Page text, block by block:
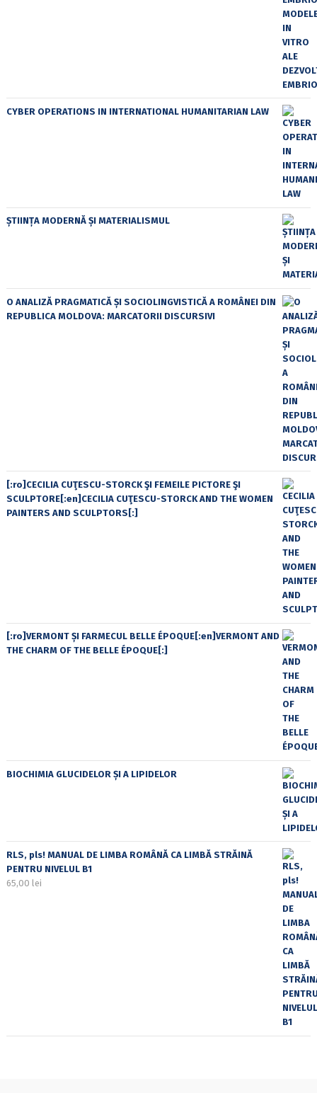
CYBER OPERATIONS IN INTERNATIONAL HUMANITARIAN LAW
ȘTIINȚA MODERNĂ ȘI MATERIALISMUL
O ANALIZĂ PRAGMATICĂ ȘI SOCIOLINGVISTICĂ A ROMÂNEI DIN
REPUBLICA MOLDOVA: MARCATORII DISCURSIVI
[:ro]CECILIA CUŢESCU-STORCK ŞI FEMEILE PICTORE ŞI
SCULPTORE[:en]CECILIA CUŢESCU-STORCK AND THE WOMEN
PAINTERS AND SCULPTORS[:]
[:ro]VERMONT ȘI FARMECUL BELLE ÉPOQUE[:en]VERMONT AND
THE CHARM OF THE BELLE ÉPOQUE[:]
BIOCHIMIA GLUCIDELOR ȘI A LIPIDELOR
RLS, pls! MANUAL DE LIMBA ROMÂNĂ CA LIMBĂ STRĂINĂ
PENTRU NIVELUL B1
65,00 lei